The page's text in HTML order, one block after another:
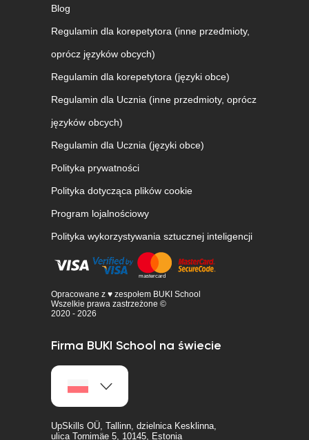
Blog
Regulamin dla korepetytora (inne przedmioty,
oprócz języków obcych)
Regulamin dla korepetytora (języki obce)
Regulamin dla Ucznia (inne przedmioty, oprócz
języków obcych)
Regulamin dla Ucznia (języki obce)
Polityka prywatności
Polityka dotycząca plików cookie
Program lojalnościowy
Polityka wykorzystywania sztucznej inteligencji
Opracowane z ♥ zespołem BUKI School
Wszelkie prawa zastrzeżone ©
2020 - 2026
Firma BUKI School na świecie
UpSkills OÜ, Tallinn, dzielnica Kesklinna,
ulica Tornimäe 5, 10145, Estonia